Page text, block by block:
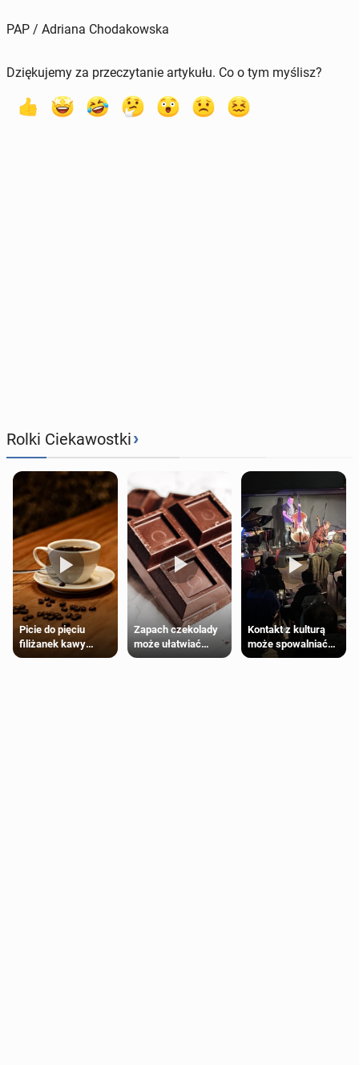
PAP / Adriana Chodakowska
Dziękujemy za przeczytanie artykułu. Co o tym myślisz?
Rolki Ciekawostki›
Picie do pięciu
filiżanek kawy
dziennie jest
Zapach czekolady
może ułatwiać
trening siłowy
Kontakt z kulturą
może spowalniać
starzenie